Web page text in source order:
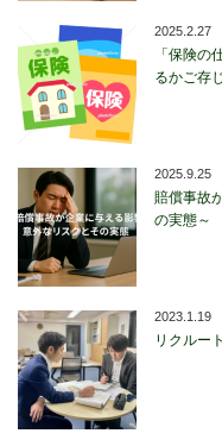
2025.2.27
「保険の
るかご存
2025.9.25
賠償事故
の実態～
2023.1.19
リクルー